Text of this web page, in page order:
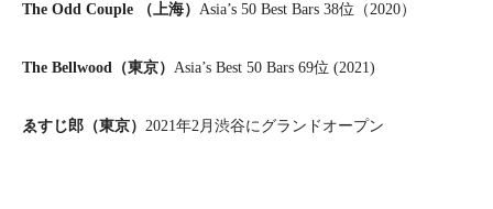
The Odd Couple （上海） Asia’s 50 Best Bars 38位（2020）
The Bellwood （東京） Asia’s Best 50 Bars 69位 (2021)
ゑすじ郎（東京） 2021年2月渋谷にグランドオープン